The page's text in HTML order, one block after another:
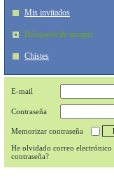
Mis invitados
Búsqueda de amigos
Chistes
E-mail
Contraseña
Memorizar contraseña
He olvidado correo electrónico
contraseña?